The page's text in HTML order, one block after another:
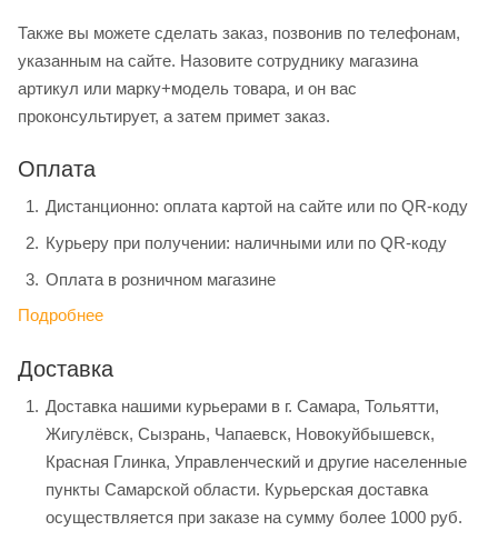
Также вы можете сделать заказ, позвонив по телефонам,
указанным на сайте. Назовите сотруднику магазина
артикул или марку+модель товара, и он вас
проконсультирует, а затем примет заказ.
Оплата
Дистанционно: оплата картой на сайте или по QR-коду
Курьеру при получении: наличными или по QR-коду
Оплата в розничном магазине
Подробнее
Доставка
Доставка нашими курьерами в г. Самара, Тольятти,
Жигулёвск, Сызрань, Чапаевск, Новокуйбышевск,
Красная Глинка, Управленческий и другие населенные
пункты Самарской области. Курьерская доставка
осуществляется при заказе на сумму более 1000 руб.